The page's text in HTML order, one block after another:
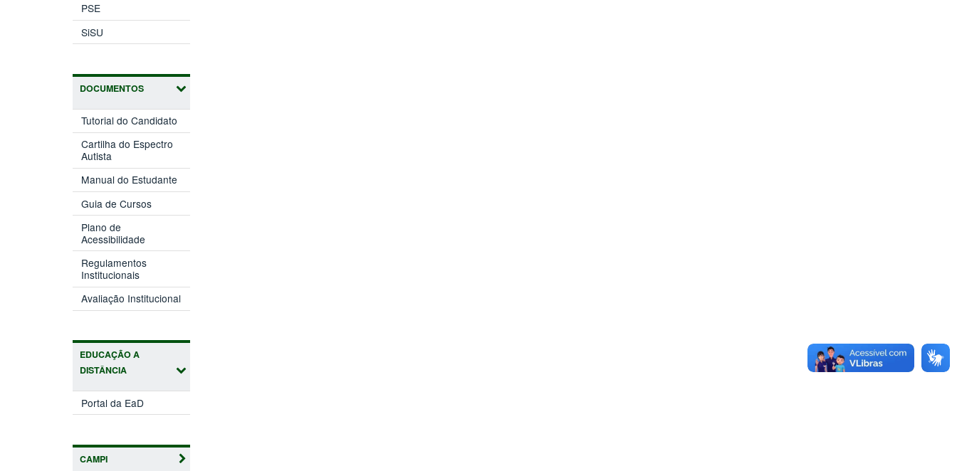
PSE
SiSU
DOCUMENTOS
Tutorial do Candidato
Cartilha do Espectro
Autista
Manual do Estudante
Guia de Cursos
Plano de
Acessibilidade
Regulamentos
Institucionais
Avaliação Institucional
EDUCAÇÃO A
DISTÂNCIA
Portal da EaD
CAMPI